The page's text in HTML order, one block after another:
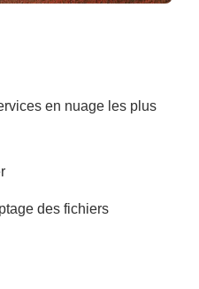
en nuage les plus
des fichiers